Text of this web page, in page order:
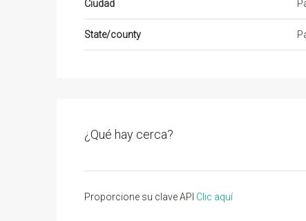
Ciudad
State/county
¿Qué hay cerca?
Proporcione su clave API Clic aquí